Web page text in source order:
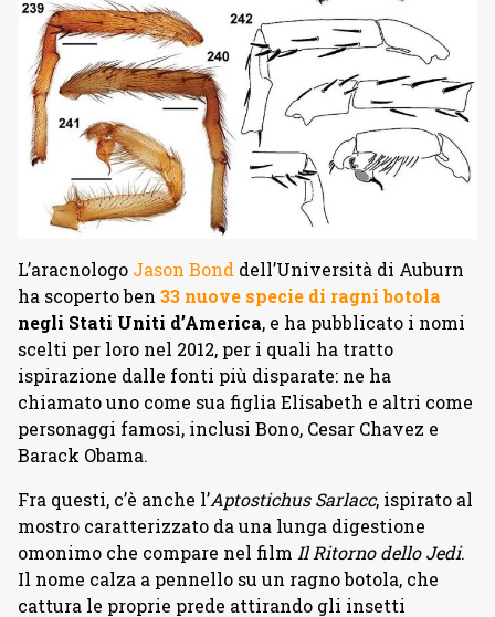
L’aracnologo Jason Bond dell’Università di Auburn
ha scoperto ben 33 nuove specie di ragni botola
negli Stati Uniti d’America, e ha pubblicato i nomi
scelti per loro nel 2012, per i quali ha tratto
ispirazione dalle fonti più disparate: ne ha
chiamato uno come sua figlia Elisabeth e altri come
personaggi famosi, inclusi Bono, Cesar Chavez e
Barack Obama.
Fra questi, c’è anche l’Aptostichus Sarlacc, ispirato al
mostro caratterizzato da una lunga digestione
omonimo che compare nel film Il Ritorno dello Jedi.
Il nome calza a pennello su un ragno botola, che
cattura le proprie prede attirando gli insetti